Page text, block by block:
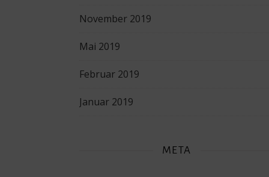
November 2019
Mai 2019
Februar 2019
Januar 2019
META